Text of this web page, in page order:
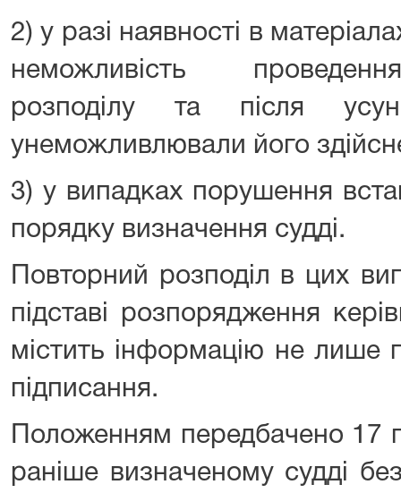
2) у разі наявності в
неможливість
розподілу та після
унеможливлювали його
3) у випадках порушення
порядку визначення судді.
Повторний розподіл в цих
підставі розпорядження
містить інформацію не лише
підписання.
Положенням передбачено 17
раніше визначеному судді